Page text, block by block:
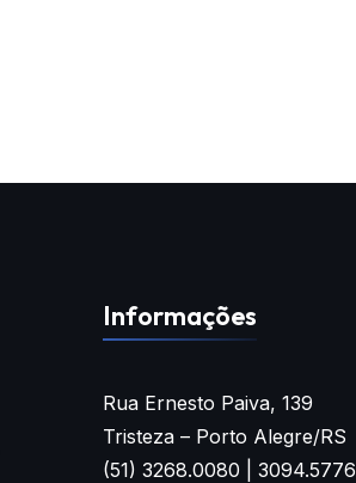
Informações
Rua Ernesto Paiva, 139
Tristeza – Porto Alegre/RS
(51) 3268.0080 | 3094.5776